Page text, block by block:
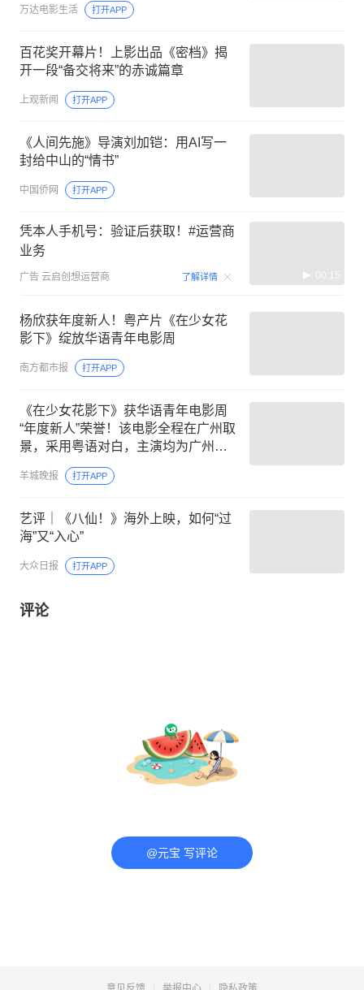
万达电影生活 打开APP
百花奖开幕片！上影出品《密档》揭
开一段“备交将来”的赤诚篇章
上观新闻 打开APP
《人间先施》导演刘加铠：用AI写一
封给中山的“情书”
中国侨网 打开APP
凭本人手机号：验证后获取！#运营商
业务
广告 云启创想运营商 了解详情 00:15
杨欣获年度新人！粤产片《在少女花
影下》绽放华语青年电影周
南方都市报 打开APP
《在少女花影下》获华语青年电影周
“年度新人”荣誉！该电影全程在广州取
景，采用粤语对白，主演均为广州本
羊城晚报 打开APP
艺评｜《八仙！》海外上映，如何“过
海”又“入心”
大众日报 打开APP
评论
@元宝 写评论